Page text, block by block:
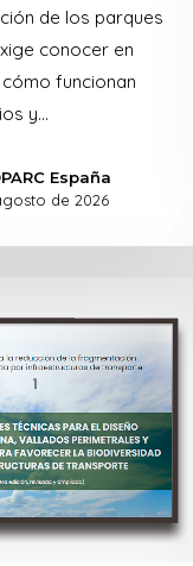
de los parques
conocer en
funcionan
y…
España
de 2026